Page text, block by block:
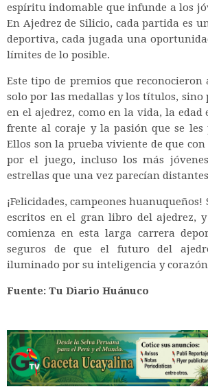
espíritu indomable que infunde a los
En Ajedrez de Silicio, cada partida es
deportiva, cada jugada una
límites de lo posible.
Este tipo de premios que reconocieron
solo por las medallas y los títulos, sino
en el ajedrez, como en la vida, la edad
frente al coraje y la pasión que se les
Ellos son la prueba viviente de que
por el juego, incluso los más
estrellas que una vez parecían
¡Felicidades, campeones huanuqueños!
escritos en el gran libro del ajedrez, y
comienza en esta larga carrera
seguros de que el futuro del
iluminado por su inteligencia y
Fuente: Tu Diario Huánuco